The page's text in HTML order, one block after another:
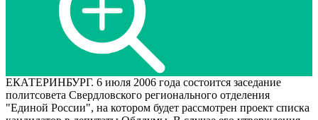
ЕКАТЕРИНБУРГ. 6 июля 2006 года состоится заседание
политсовета Свердловского регионального отделения
"Единой России", на котором будет рассмотрен проект списка